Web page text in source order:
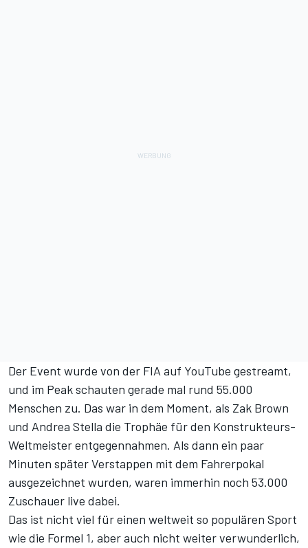
Der Event wurde von der FIA auf YouTube gestreamt,
und im Peak schauten gerade mal rund 55.000
Menschen zu. Das war in dem Moment, als Zak Brown
und Andrea Stella die Trophäe für den Konstrukteurs-
Weltmeister entgegennahmen. Als dann ein paar
Minuten später Verstappen mit dem Fahrerpokal
ausgezeichnet wurden, waren immerhin noch 53.000
Zuschauer live dabei.
Das ist nicht viel für einen weltweit so populären Sport
wie die Formel 1, aber auch nicht weiter verwunderlich,